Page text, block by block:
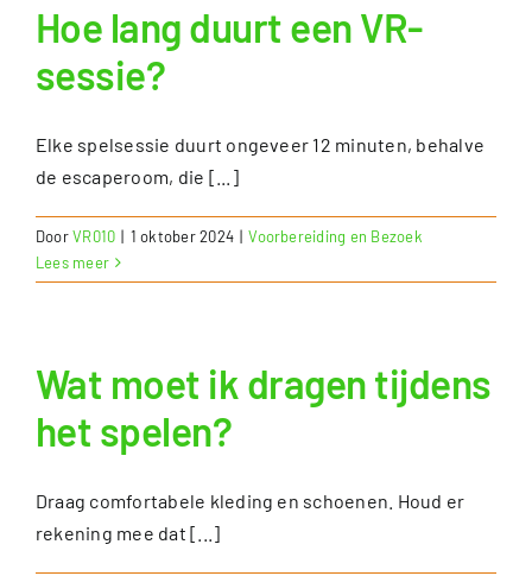
Hoe lang duurt een VR-
sessie?
Elke spelsessie duurt ongeveer 12 minuten, behalve
de escaperoom, die [...]
DoorVR010 | 1 oktober 2024 | Voorbereiding en Bezoek
Lees meer
Wat moet ik dragen tijdens
het spelen?
Draag comfortabele kleding en schoenen. Houd er
rekening mee dat [...]